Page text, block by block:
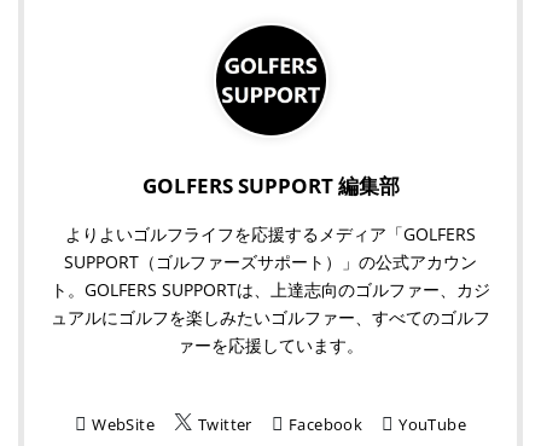
GOLFERS SUPPORT 編集部
よりよいゴルフライフを応援するメディア「GOLFERS
SUPPORT（ゴルファーズサポート）」の公式アカウン
ト。GOLFERS SUPPORTは、上達志向のゴルファー、カジ
ュアルにゴルフを楽しみたいゴルファー、すべてのゴルフ
ァーを応援しています。
WebSite Twitter Facebook YouTube